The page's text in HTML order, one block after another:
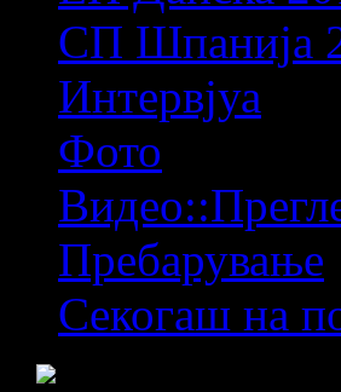
СП Шпанија
Интервјуа
Фото
Пребарување
Секогаш на